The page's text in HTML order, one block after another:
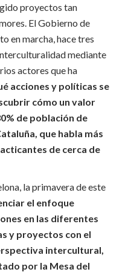
proyectos tan
El Gobierno de
en marcha, hace tres
mediante
actores que ha
acciones y políticas se
cómo un valor
de población de
que habla más
de cerca de
​​la primavera de este
el enfoque
en las diferentes
y proyectos con el
intercultural,
por la Mesa del